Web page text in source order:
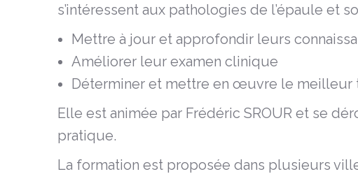
s’intéressent aux pathologies de l’épaule et
Mettre à jour et approfondir leurs
Améliorer leur examen clinique
Déterminer et mettre en œuvre le
Elle est animée par Frédéric SROUR et se
pratique.
La formation est proposée dans plusieurs